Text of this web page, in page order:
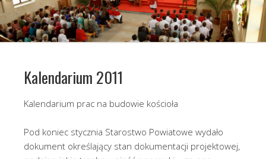
Kalendarium 2011
Kalendarium prac na budowie kościoła
Pod koniec stycznia Starostwo Powiatowe wydało
dokument określający stan dokumentacji projektowej,